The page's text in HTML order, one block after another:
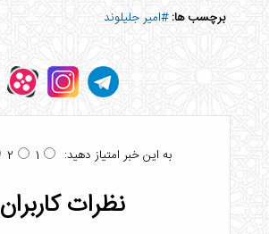
برچسب ها:#امیر جلیلوند
به این خبر امتیاز دهید: 1
2
نظرات کاربران